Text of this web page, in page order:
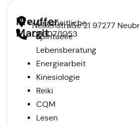
Pfeuffer
Margit
Ganzheitliche
spirituelle
Lebensberatung
Energiearbeit
Kinesiologie
Reiki
CQM
Lesen
Nelkenstraße 21 97277
09307/1053